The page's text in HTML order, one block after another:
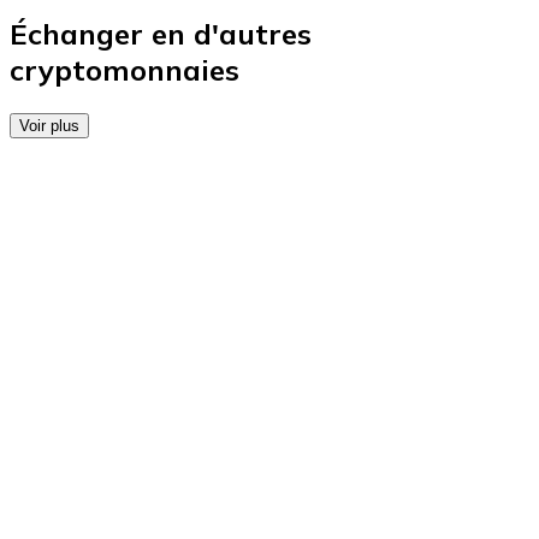
Achetez des cartes-cadeaux de vos marques
Aller à la boutique de cartes-cadeaux
Échanger en d'autres
cryptomonnaies
Voir plus